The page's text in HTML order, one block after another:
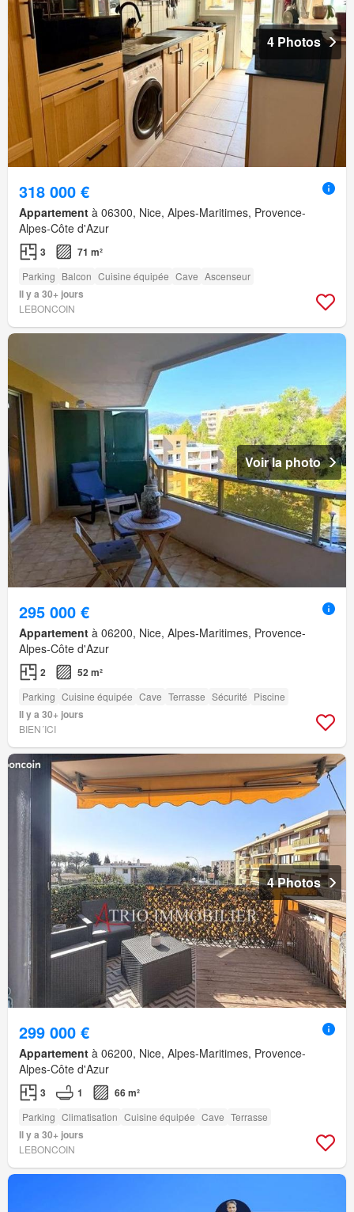
4 Photos
318 000 €
Appartement à 06300, Nice, Alpes-Maritimes, Provence-
Alpes-Côte d'Azur
3 71 m²
Parking Balcon Cuisine équipée Cave Ascenseur
Il y a 30+ jours
LEBONCOIN
Voir la photo
295 000 €
Appartement à 06200, Nice, Alpes-Maritimes, Provence-
Alpes-Côte d'Azur
2 52 m²
Parking Cuisine équipée Cave Terrasse Sécurité Piscine
Il y a 30+ jours
BIEN´ICI
4 Photos
299 000 €
Appartement à 06200, Nice, Alpes-Maritimes, Provence-
Alpes-Côte d'Azur
3 1 66 m²
Parking Climatisation Cuisine équipée Cave Terrasse
Il y a 30+ jours
LEBONCOIN